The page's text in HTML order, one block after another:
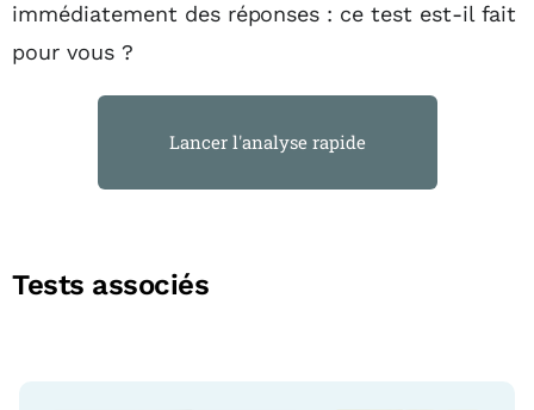
immédiatement des réponses : ce test est-il fait
pour vous ?
Lancer l'analyse rapide
Tests associés